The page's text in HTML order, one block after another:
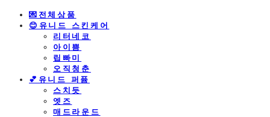
💌전체상품
😊유니드 스킨케어
리터네코
아이쁨
립빠미
오직청춘
💕유니드 퍼퓸
스치듯
엣즈
매드라운드